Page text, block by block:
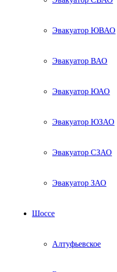
Эвакуатор ЮВАО
Эвакуатор ВАО
Эвакуатор ЮАО
Эвакуатор ЮЗАО
Эвакуатор СЗАО
Эвакуатор ЗАО
Шоссе
Алтуфьевское